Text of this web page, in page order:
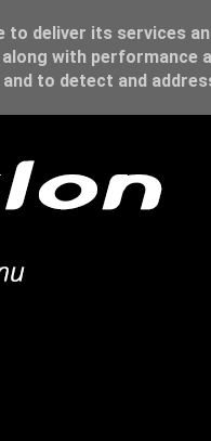
deliver its services
with
to detect and